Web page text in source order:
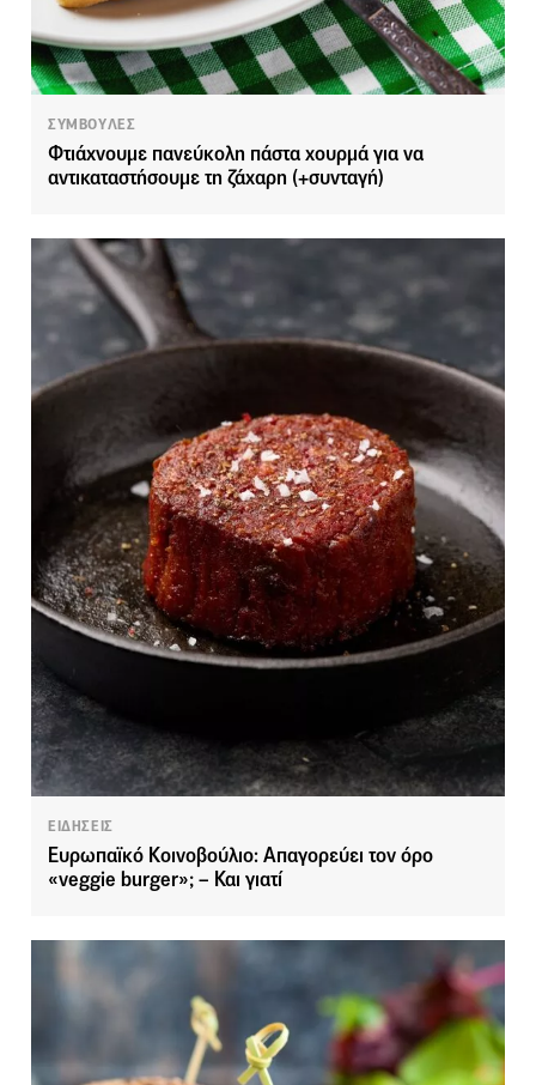
ΣΥΜΒΟΥΛΕΣ
Φτιάχνουμε πανεύκολη πάστα χουρμά για να
αντικαταστήσουμε τη ζάχαρη (+συνταγή)
ΕΙΔΗΣΕΙΣ
Ευρωπαϊκό Κοινοβούλιο: Απαγορεύει τον όρο
«veggie burger»; – Και γιατί